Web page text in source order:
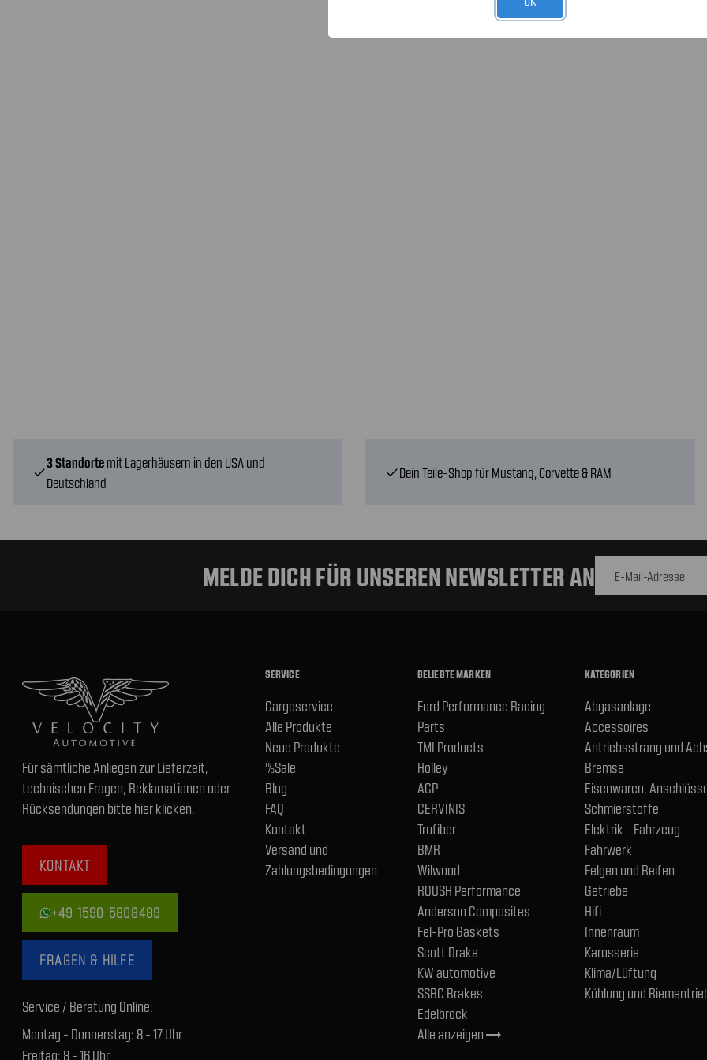
check
3 Standorte mit Lagerhäusern in den USA und
Deutschland
checkDein Teile-Shop für Mustang, Corvette & RAM
MELDE DICH FÜR UNSEREN NEWSLETTER AN
Für sämtliche Anliegen zur Lieferzeit,
technischen Fragen, Reklamationen oder
Rücksendungen bitte hier klicken.
KONTAKT
+49 1590 5808489
FRAGEN & HILFE
Service / Beratung Online:
Montag - Donnerstag: 8 - 17 Uhr
Freitag: 8 - 16 Uhr
SERVICE
Cargoservice
Alle Produkte
Neue Produkte
%Sale
Blog
FAQ
Kontakt
Versand und
Zahlungsbedingungen
BELIEBTE MARKEN
Ford Performance Racing
Parts
TMI Products
Holley
ACP
CERVINIS
Trufiber
BMR
Wilwood
ROUSH Performance
Anderson Composites
Fel-Pro Gaskets
Scott Drake
KW automotive
SSBC Brakes
Edelbrock
Alle anzeigentrending_flat
KATEGORIEN
Abgasanlage
Accessoires
Antriebsstrang und
Bremse
Eisenwaren,
Schmierstoffe
Elektrik - Fahrzeug
Fahrwerk
Felgen und Reifen
Getriebe
Hifi
Innenraum
Karosserie
Klima/Lüftung
Kühlung und